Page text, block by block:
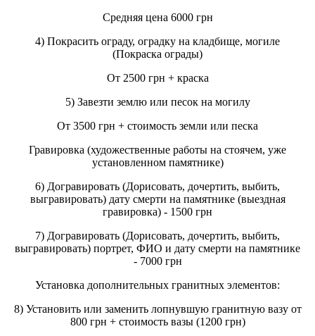
Средняя цена 6000 грн
4) Покрасить ограду, оградку на кладбище, могиле
(Покраска ограды)
От 2500 грн + краска
5) Завезти землю или песок на могилу
От 3500 грн + стоимость земли или песка
Гравировка (художественные работы на стоячем, уже
установленном памятнике)
6) Догравировать (Дорисовать, дочертить, выбить,
выгравировать) дату смерти на памятнике (выездная
гравировка) - 1500 грн
7) Догравировать (Дорисовать, дочертить, выбить,
выгравировать) портрет, ФИО и дату смерти на памятнике
- 7000 грн
Установка дополнительных гранитных элементов:
8) Установить или заменить лопнувшую гранитную вазу от
800 грн + стоимость вазы (1200 грн)